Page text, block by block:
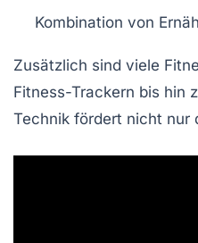
Kombination von
Zusätzlich sind viele
Fitness-Trackern bis hin
Technik fördert nicht nur